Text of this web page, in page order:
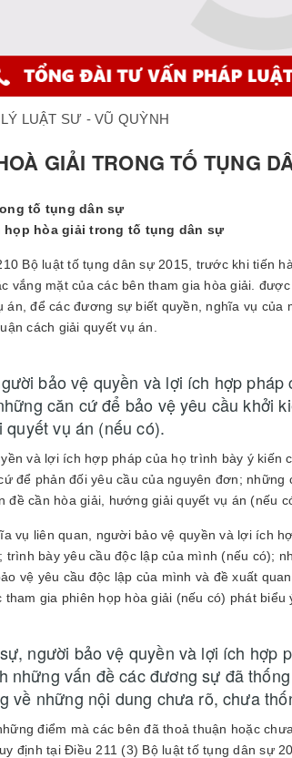
LUẬT SƯ - VŨ QUỲNH
GIẢI TRONG TỐ TỤNG
tố tụng dân sự
hòa giải trong tố tụng dân sự
Bộ luật tố tụng dân sự 2015, trước khi tiến
vắng mặt của các bên tham gia hòa giải.
án, để các đương sự biết quyền, nghĩa vụ của
cách giải quyết vụ án.
bảo vệ quyền và lợi ích hợp
căn cứ để bảo vệ yêu cầu khởi
vụ án (nếu có).
và lợi ích hợp pháp của họ trình bày ý kiến
để phản đối yêu cầu của nguyên đơn;
đề cần hòa giải, hướng giải quyết vụ án (nếu
vụ liên quan, người bảo vệ quyền và lợi ích
trình bày yêu cầu độc lập của mình (nếu có);
vệ yêu cầu độc lập của mình và đề xuất
gia phiên họp hòa giải (nếu có) phát biểu
người bảo vệ quyền và lợi ích hợp
những vấn đề các đương sự đã
về những nội dung chưa rõ, chưa
điểm mà các bên đã thoả thuận hoặc
định tại Điều 211 (3) Bộ luật tố tụng dân sự